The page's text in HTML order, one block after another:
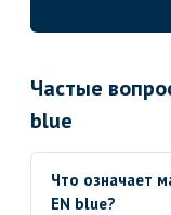
Частые
blue
Что означает
EN blue?